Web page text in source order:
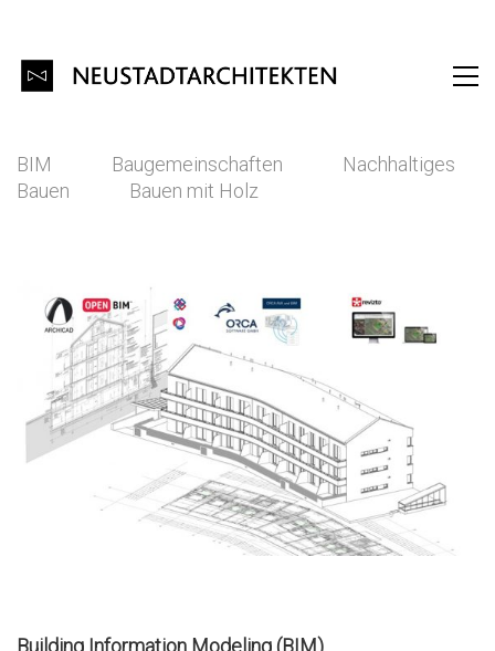
BIM Baugemeinschaften
Nachhaltiges
Bauen
Bauen mit Holz